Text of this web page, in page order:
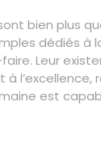
bien plus
dédiés à
Leur
à l’excellence,
est